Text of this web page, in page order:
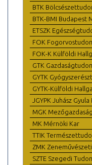
BTK
BTK-BMI Budapest
ETSZK
FOK
FOK-K Külföldi
GTK
GYTK
GYTK-Külföldi
JGYPK Juhász
MGK
MK Mérnöki Kar
TTIK
ZMK
SZTE Szegedi